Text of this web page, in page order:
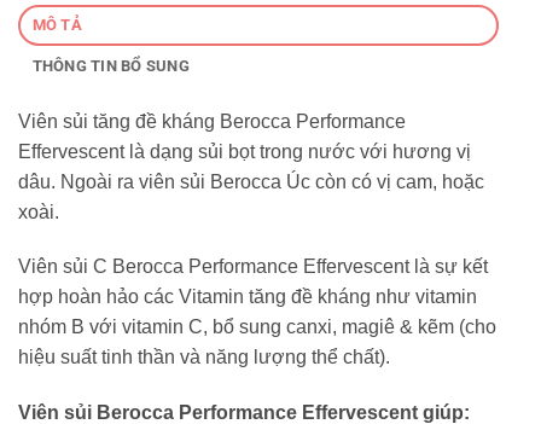
MÔ TẢ
THÔNG TIN BỔ SUNG
Viên sủi tăng đề kháng Berocca Performance
Effervescent là dạng sủi bọt trong nước với hương vị
dâu. Ngoài ra viên sủi Berocca Úc còn có vị cam, hoặc
xoài.
Viên sủi C Berocca Performance Effervescent là sự kết
hợp hoàn hảo các Vitamin tăng đề kháng như vitamin
nhóm B với vitamin C, bổ sung canxi, magiê & kẽm (cho
hiệu suất tinh thần và năng lượng thể chất).
Viên sủi Berocca Performance Effervescent giúp: